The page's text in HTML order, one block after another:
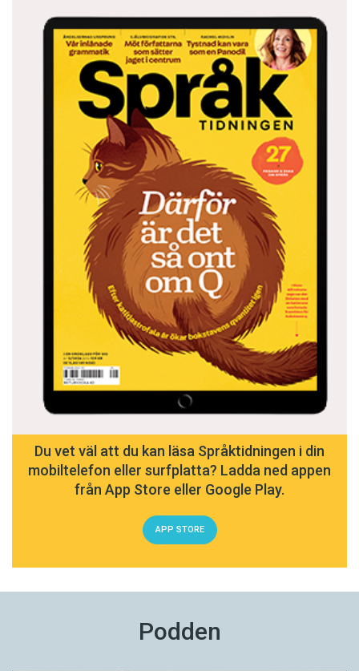
Du vet väl att du kan läsa Språktidningen i din
mobiltelefon eller surfplatta? Ladda ned appen
från App Store eller Google Play.
APP STORE
Podden